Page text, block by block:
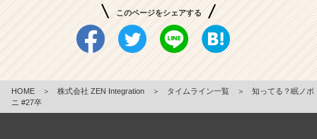
このページをシェアする
HOME ＞ 株式会社 ZEN Integration ＞ タイムライン一覧 ＞
知ってる？眠ノポ
ニ #27卒